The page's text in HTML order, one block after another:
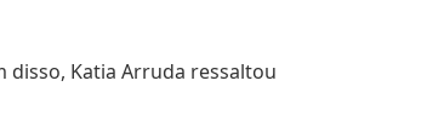
disso, Katia Arruda ressaltou